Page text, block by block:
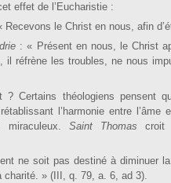
effet de l’Eucharistie :
Rece­vons le Christ en nous, afin
: « Présent en nous, le Christ
il réfrène les troubles, ne nous
Certains théologiens pensent
l’harmonie entre
miraculeux. Saint Thomascroit
soit pas destiné à dimi­nuer la
charité. » (III, q. 79, a. 6, ad 3).